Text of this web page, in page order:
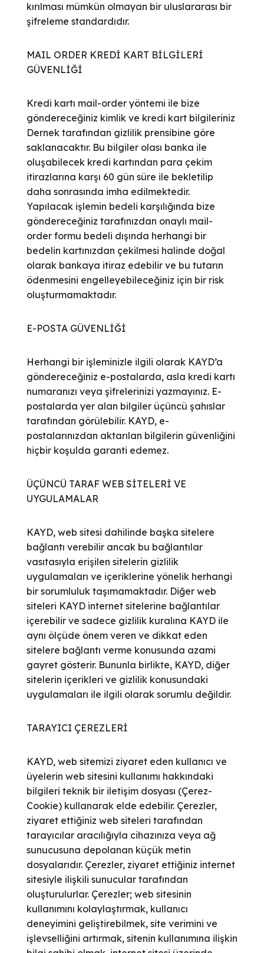
kırılması mümkün olmayan bir uluslararası bir
şifreleme standardıdır.
MAIL ORDER KREDİ KART BİLGİLERİ
GÜVENLİĞİ
Kredi kartı mail-order yöntemi ile bize
göndereceğiniz kimlik ve kredi kart bilgileriniz
Dernek tarafından gizlilik prensibine göre
saklanacaktır. Bu bilgiler olası banka ile
oluşabilecek kredi kartından para çekim
itirazlarına karşı 60 gün süre ile bekletilip
daha sonrasında imha edilmektedir.
Yapılacak işlemin bedeli karşılığında bize
göndereceğiniz tarafınızdan onaylı mail-
order formu bedeli dışında herhangi bir
bedelin kartınızdan çekilmesi halinde doğal
olarak bankaya itiraz edebilir ve bu tutarın
ödenmesini engelleyebileceğiniz için bir risk
oluşturmamaktadır.
E-POSTA GÜVENLİĞİ
Herhangi bir işleminizle ilgili olarak KAYD’a
göndereceğiniz e-postalarda, asla kredi kartı
numaranızı veya şifrelerinizi yazmayınız. E-
postalarda yer alan bilgiler üçüncü şahıslar
tarafından görülebilir. KAYD, e-
postalarınızdan aktarılan bilgilerin güvenliğini
hiçbir koşulda garanti edemez.
ÜÇÜNCÜ TARAF WEB SİTELERİ VE
UYGULAMALAR
KAYD, web sitesi dahilinde başka sitelere
bağlantı verebilir ancak bu bağlantılar
vasıtasıyla erişilen sitelerin gizlilik
uygulamaları ve içeriklerine yönelik herhangi
bir sorumluluk taşımamaktadır. Diğer web
siteleri KAYD internet sitelerine bağlantılar
içerebilir ve sadece gizlilik kuralına KAYD ile
aynı ölçüde önem veren ve dikkat eden
sitelere bağlantı verme konusunda azami
gayret gösterir. Bununla birlikte, KAYD, diğer
sitelerin içerikleri ve gizlilik konusundaki
uygulamaları ile ilgili olarak sorumlu değildir.
TARAYICI ÇEREZLERİ
KAYD, web sitemizi ziyaret eden kullanıcı ve
üyelerin web sitesini kullanımı hakkındaki
bilgileri teknik bir iletişim dosyası (Çerez-
Cookie) kullanarak elde edebilir. Çerezler,
ziyaret ettiğiniz web siteleri tarafından
tarayıcılar aracılığıyla cihazınıza veya ağ
sunucusuna depolanan küçük metin
dosyalarıdır. Çerezler, ziyaret ettiğiniz internet
sitesiyle ilişkili sunucular tarafından
oluşturulurlar. Çerezler; web sitesinin
kullanımını kolaylaştırmak, kullanıcı
deneyimini geliştirebilmek, site verimini ve
işlevselliğini artırmak, sitenin kullanımına ilişkin